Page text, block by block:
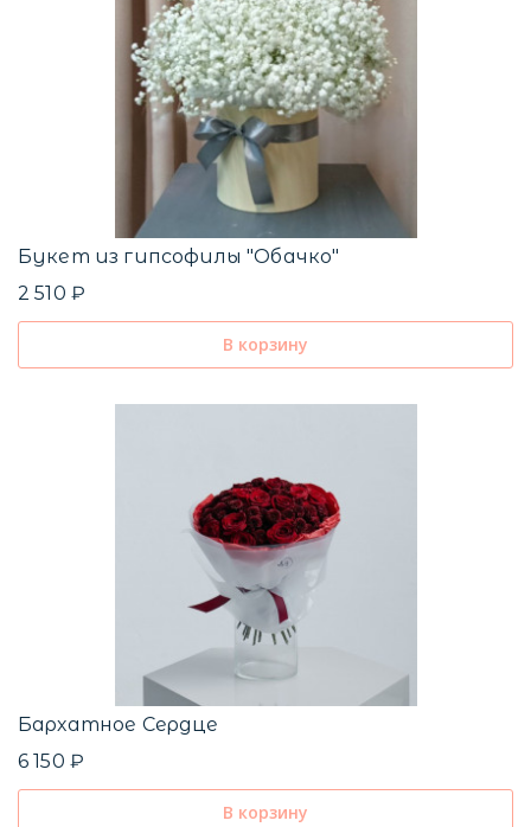
Букет из гипсофилы "Обачко"
2 510 ₽
В корзину
Бархатное Сердце
6 150 ₽
В корзину